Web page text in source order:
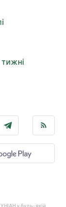
у будь-якій